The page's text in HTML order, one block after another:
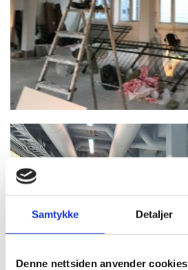
Samtykke Detaljer
Denne nettsiden anvender cookies